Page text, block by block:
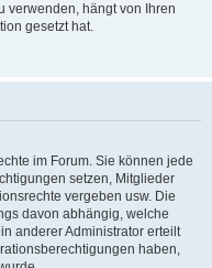
verwenden, hängt von Ihren
gesetzt hat.
im Forum. Sie können jede
setzen, Mitglieder
vergeben usw. Die
davon abhängig, welche
anderer Administrator erteilt
haben,